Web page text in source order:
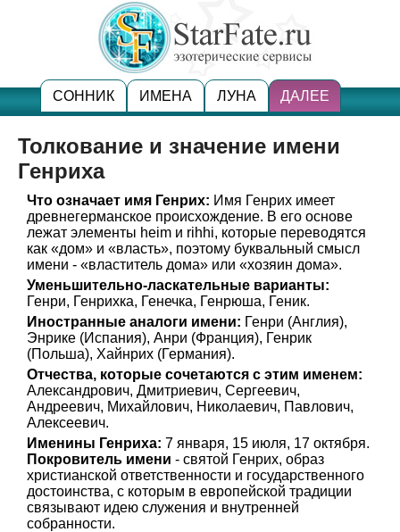
СОННИК ИМЕНА ЛУНА ДАЛЕЕ
Толкование и значение имени
Генриха
Что означает имя Генрих: Имя Генрих имеет
древнегерманское происхождение. В его основе
лежат элементы heim и rihhi, которые переводятся
как «дом» и «власть», поэтому буквальный смысл
имени - «властитель дома» или «хозяин дома».
Уменьшительно-ласкательные варианты:
Генри, Генрихка, Генечка, Генрюша, Геник.
Иностранные аналоги имени: Генри (Англия),
Энрике (Испания), Анри (Франция), Генрик
(Польша), Хайнрих (Германия).
Отчества, которые сочетаются с этим именем:
Александрович, Дмитриевич, Сергеевич,
Андреевич, Михайлович, Николаевич, Павлович,
Алексеевич.
Именины Генриха: 7 января, 15 июля, 17 октября.
Покровитель имени - святой Генрих, образ
христианской ответственности и государственного
достоинства, с которым в европейской традиции
связывают идею служения и внутренней
собранности.